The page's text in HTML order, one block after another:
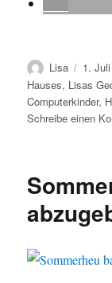
Autor
Lisa
am
1.
Hauses, Lisas
Computerkinder,
Schreibe einen